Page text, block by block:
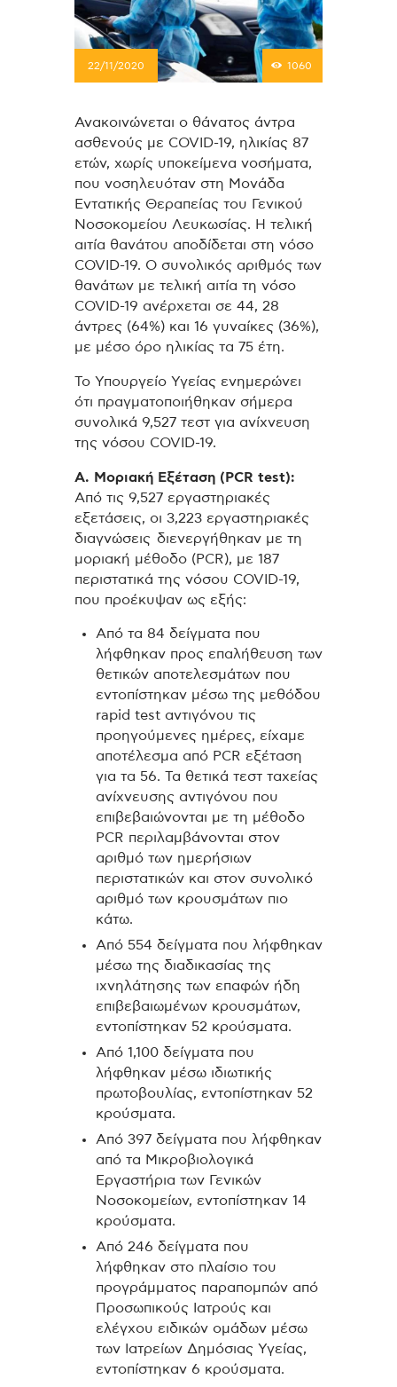
22/11/2020 1060
Ανακοινώνεται ο θάνατος άντρα
ασθενούς με COVID-19, ηλικίας 87
ετών, χωρίς υποκείμενα νοσήματα,
που νοσηλευόταν στη Μονάδα
Εντατικής Θεραπείας του Γενικού
Νοσοκομείου Λευκωσίας. Η τελική
αιτία θανάτου αποδίδεται στη νόσο
COVID-19. Ο συνολικός αριθμός των
θανάτων με τελική αιτία τη νόσο
COVID-19 ανέρχεται σε 44, 28
άντρες (64%) και 16 γυναίκες (36%),
με μέσο όρο ηλικίας τα 75 έτη.
Το Υπουργείο Υγείας ενημερώνει
ότι πραγματοποιήθηκαν σήμερα
συνολικά 9,527 τεστ για ανίχνευση
της νόσου COVID-19.
Α. Μοριακή Εξέταση (PCR test):
Από τις 9,527 εργαστηριακές
εξετάσεις, οι 3,223 εργαστηριακές
διαγνώσεις διενεργήθηκαν με τη
μοριακή μέθοδο (PCR), με 187
περιστατικά της νόσου COVID-19,
που προέκυψαν ως εξής:
Από τα 84 δείγματα που
λήφθηκαν προς επαλήθευση των
θετικών αποτελεσμάτων που
εντοπίστηκαν μέσω της μεθόδου
rapid test αντιγόνου τις
προηγούμενες ημέρες, είχαμε
αποτέλεσμα από PCR εξέταση
για τα 56. Τα θετικά τεστ ταχείας
ανίχνευσης αντιγόνου που
επιβεβαιώνονται με τη μέθοδο
PCR περιλαμβάνονται στον
αριθμό των ημερήσιων
περιστατικών και στον συνολικό
αριθμό των κρουσμάτων πιο
κάτω.
Από 554 δείγματα που λήφθηκαν
μέσω της διαδικασίας της
ιχνηλάτησης των επαφών ήδη
επιβεβαιωμένων κρουσμάτων,
εντοπίστηκαν 52 κρούσματα.
Από 1,100 δείγματα που
λήφθηκαν μέσω ιδιωτικής
πρωτοβουλίας, εντοπίστηκαν 52
κρούσματα.
Από 397 δείγματα που λήφθηκαν
από τα Μικροβιολογικά
Εργαστήρια των Γενικών
Νοσοκομείων, εντοπίστηκαν 14
κρούσματα.
Από 246 δείγματα που
λήφθηκαν στο πλαίσιο του
προγράμματος παραπομπών από
Προσωπικούς Ιατρούς και
ελέγχου ειδικών ομάδων μέσω
των Ιατρείων Δημόσιας Υγείας,
εντοπίστηκαν 6 κρούσματα.